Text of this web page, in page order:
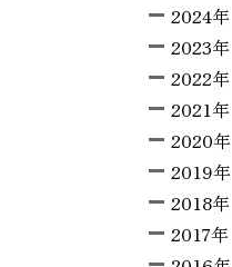
2024年
2023年
2022年
2021年
2020年
2019年
2018年
2017年